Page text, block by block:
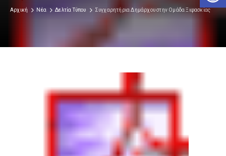
Αρχική Νέα Δελτία Τύπου Συγχαρητήρια Δημάρχου στην Ομάδα Ξιφασκίας